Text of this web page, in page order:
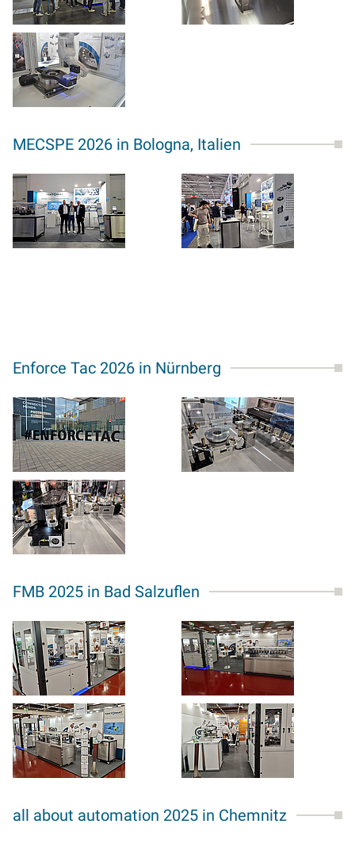
MECSPE 2026 in Bologna, Italien
Enforce Tac 2026 in Nürnberg
FMB 2025 in Bad Salzuflen
all about automation 2025 in Chemnitz